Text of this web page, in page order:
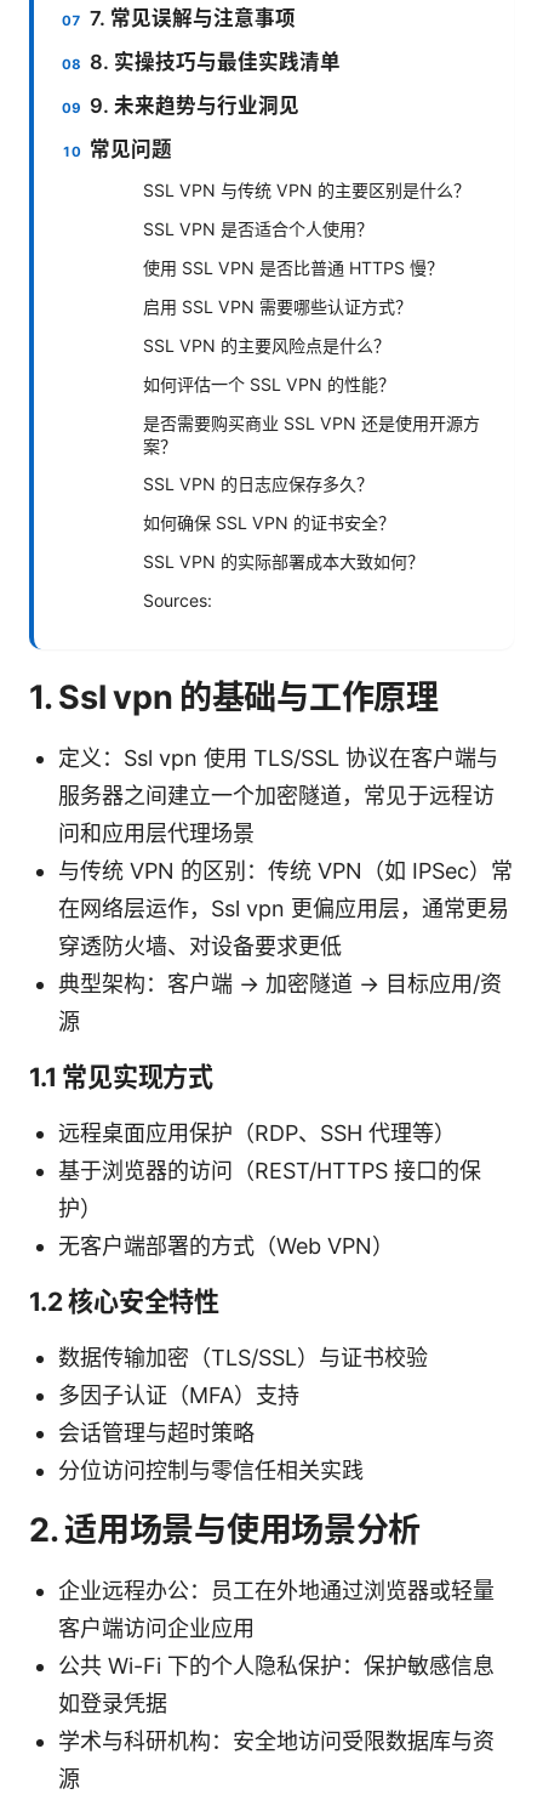
7. 常见误解与注意事项
8. 实操技巧与最佳实践清单
9. 未来趋势与行业洞见
常见问题
SSL VPN 与传统 VPN 的主要区别是什么？
SSL VPN 是否适合个人使用？
使用 SSL VPN 是否比普通 HTTPS 慢？
启用 SSL VPN 需要哪些认证方式？
SSL VPN 的主要风险点是什么？
如何评估一个 SSL VPN 的性能？
是否需要购买商业 SSL VPN 还是使用开源方
案？
SSL VPN 的日志应保存多久？
如何确保 SSL VPN 的证书安全？
SSL VPN 的实际部署成本大致如何？
Sources:
1. Ssl vpn 的基础与工作原理
定义：Ssl vpn 使用 TLS/SSL 协议在客户端与
服务器之间建立一个加密隧道，常见于远程访
问和应用层代理场景
与传统 VPN 的区别：传统 VPN（如 IPSec）常
在网络层运作，Ssl vpn 更偏应用层，通常更易
穿透防火墙、对设备要求更低
典型架构：客户端 → 加密隧道 → 目标应用/资
源
1.1 常见实现方式
远程桌面应用保护（RDP、SSH 代理等）
基于浏览器的访问（REST/HTTPS 接口的保
护）
无客户端部署的方式（Web VPN）
1.2 核心安全特性
数据传输加密（TLS/SSL）与证书校验
多因子认证（MFA）支持
会话管理与超时策略
分位访问控制与零信任相关实践
2. 适用场景与使用场景分析
企业远程办公：员工在外地通过浏览器或轻量
客户端访问企业应用
公共 Wi-Fi 下的个人隐私保护：保护敏感信息
如登录凭据
学术与科研机构：安全地访问受限数据库与资
源